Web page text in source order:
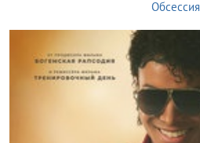
Обсессия